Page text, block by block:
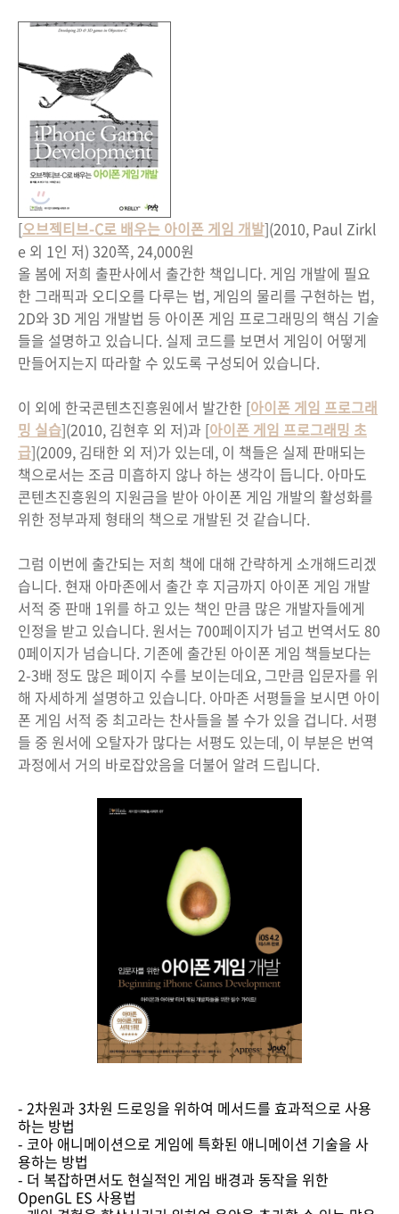
[오브젝티브-C로 배우는 아이폰 게임 개발](2010, Paul Zirkl
e 외 1인 저) 320쪽, 24,000원
올 봄에 저희 출판사에서 출간한 책입니다. 게임 개발에 필요
한 그래픽과 오디오를 다루는 법, 게임의 물리를 구현하는 법,
2D와 3D 게임 개발법 등 아이폰 게임 프로그래밍의 핵심 기술
들을 설명하고 있습니다. 실제 코드를 보면서 게임이 어떻게
만들어지는지 따라할 수 있도록 구성되어 있습니다.
이 외에 한국콘텐츠진흥원에서 발간한 [아이폰 게임 프로그래
밍 실습](2010, 김현후 외 저)과 [아이폰 게임 프로그래밍 초
급](2009, 김태한 외 저)가 있는데, 이 책들은 실제 판매되는
책으로서는 조금 미흡하지 않나 하는 생각이 듭니다. 아마도
콘텐츠진흥원의 지원금을 받아 아이폰 게임 개발의 활성화를
위한 정부과제 형태의 책으로 개발된 것 같습니다.
그럼 이번에 출간되는 저희 책에 대해 간략하게 소개해드리겠
습니다. 현재 아마존에서 출간 후 지금까지 아이폰 게임 개발
서적 중 판매 1위를 하고 있는 책인 만큼 많은 개발자들에게
인정을 받고 있습니다. 원서는 700페이지가 넘고 번역서도 80
0페이지가 넘습니다. 기존에 출간된 아이폰 게임 책들보다는
2-3배 정도 많은 페이지 수를 보이는데요, 그만큼 입문자를 위
해 자세하게 설명하고 있습니다. 아마존 서평들을 보시면 아이
폰 게임 서적 중 최고라는 찬사들을 볼 수가 있을 겁니다. 서평
들 중 원서에 오탈자가 많다는 서평도 있는데, 이 부분은 번역
과정에서 거의 바로잡았음을 더불어 알려 드립니다.
- 2차원과 3차원 드로잉을 위하여 메서드를 효과적으로 사용
하는 방법
- 코아 애니메이션으로 게임에 특화된 애니메이션 기술을 사
용하는 방법
- 더 복잡하면서도 현실적인 게임 배경과 동작을 위한
OpenGL ES 사용법